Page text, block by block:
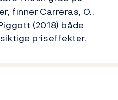
finner Carreras, O.,
(2018) både
priseffekter.